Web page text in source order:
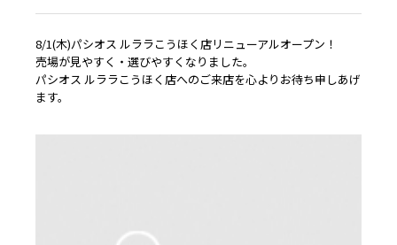
8/1(木)パシオス ルララこうほく店リニューアルオープン！
売場が見やすく・選びやすくなりました。
パシオス ルララこうほく店へのご来店を心よりお待ち申しあげ
ます。